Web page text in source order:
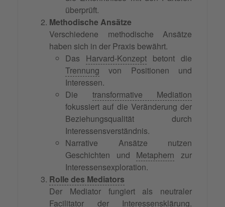
überprüft.
Methodische Ansätze
Verschiedene methodische Ansätze
haben sich in der Praxis bewährt.
Das Harvard-Konzept betont die
Trennung von Positionen und
Interessen.
Die transformative Mediation
fokussiert auf die Veränderung der
Beziehungsqualität durch
Interessensverständnis.
Narrative Ansätze nutzen
Geschichten und Metaphern zur
Interessensexploration.
Rolle des Mediators
Der Mediator fungiert als neutraler
Facilitator der Interessensklärung.